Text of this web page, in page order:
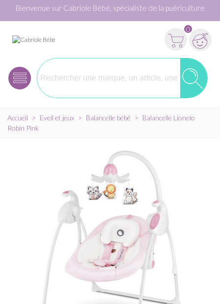
Bienvenue sur Cabriole Bébé, spécialiste de la puériculture
0
Accueil > Eveil et jeux > Balancelle bébé > Balancelle Lionelo
Robin Pink